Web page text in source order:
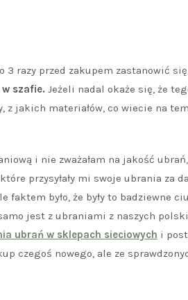
3 razy przed zakupem zastanowić
szafie. Jeżeli nadal okaże się, że
z jakich materiałów, co wiecie na
i nie zważałam na jakość
przysyłały mi swoje ubrania za
faktem było, że były to badziewne
jest z ubraniami z naszych
ubrań w sklepach sieciowych i
czegoś nowego, ale ze